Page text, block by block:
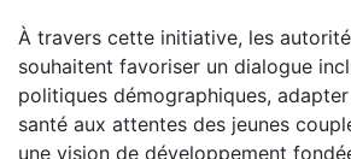
À travers cette initiative, les
souhaitent favoriser un dialogue
politiques démographiques,
santé aux attentes des jeunes
une vision de développement